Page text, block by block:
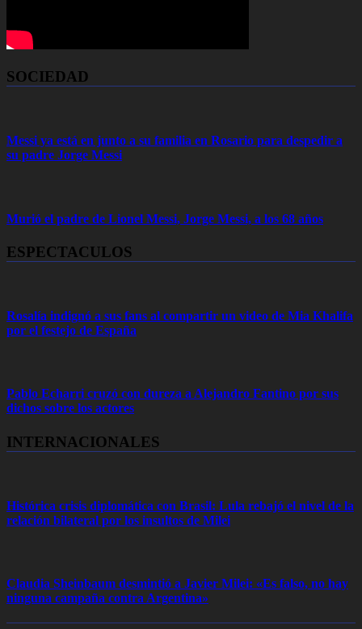
SOCIEDAD
Messi ya está en junto a su familia en Rosario para despedir a
su padre Jorge Messi
Murió el padre de Lionel Messi, Jorge Messi, a los 68 años
ESPECTACULOS
Rosalía indignó a sus fans al compartir un video de Mia Khalifa
por el festejo de España
Pablo Echarri cruzó con dureza a Alejandro Fantino por sus
dichos sobre los actores
INTERNACIONALES
Histórica crisis diplomática con Brasil: Lula rebajó el nivel de la
relación bilateral por los insultos de Milei
Claudia Sheinbaum desmintió a Javier Milei: «Es falso, no hay
ninguna campaña contra Argentina»